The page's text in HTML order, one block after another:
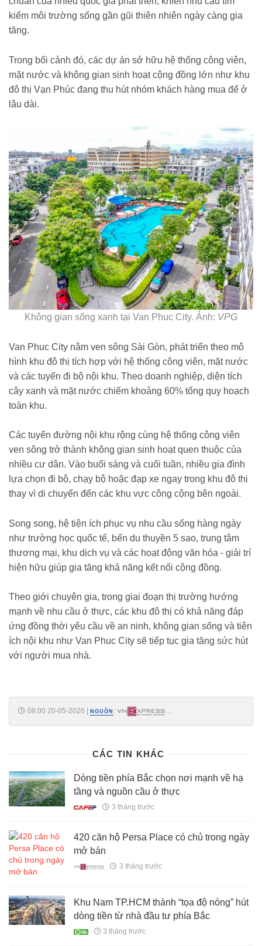
kiếm môi trường sống gần gũi thiên nhiên ngày càng gia
tăng.
Trong bối cảnh đó, các dự án sở hữu hệ thống công viên,
mặt nước và không gian sinh hoạt cộng đồng lớn như khu
đô thị Vạn Phúc đang thu hút nhóm khách hàng mua để ở
lâu dài.
Không gian sống xanh tại Van Phuc City. Ảnh: VPG
Van Phuc City nằm ven sông Sài Gòn, phát triển theo mô
hình khu đô thị tích hợp với hệ thống công viên, mặt nước
và các tuyến đi bộ nội khu. Theo doanh nghiệp, diện tích
cây xanh và mặt nước chiếm khoảng 60% tổng quy hoạch
toàn khu.
Các tuyến đường nội khu rộng cùng hệ thống công viên
ven sông trở thành không gian sinh hoạt quen thuộc của
nhiều cư dân. Vào buổi sáng và cuối tuần, nhiều gia đình
lựa chọn đi bộ, chạy bộ hoặc đạp xe ngay trong khu đô thị
thay vì di chuyển đến các khu vực công cộng bên ngoài.
Song song, hệ tiện ích phục vụ nhu cầu sống hàng ngày
như trường học quốc tế, bến du thuyền 5 sao, trung tâm
thương mại, khu dịch vụ và các hoạt động văn hóa - giải trí
hiện hữu giúp gia tăng khả năng kết nối cộng đồng.
Theo giới chuyên gia, trong giai đoạn thị trường hướng
mạnh về nhu cầu ở thực, các khu đô thị có khả năng đáp
ứng đồng thời yêu cầu về an ninh, không gian sống và tiện
ích nội khu như Van Phuc City sẽ tiếp tục gia tăng sức hút
với người mua nhà.
08:00 20-05-2026 NGUỒN :
CÁC TIN KHÁC
Dòng tiền phía Bắc chọn nơi mạnh về hạ
tầng và nguồn cầu ở thực
3 tháng trước
420 căn hộ Persa Place có chủ trong ngày
mở bán
3 tháng trước
Khu Nam TP.HCM thành “tọa độ nóng” hút
dòng tiền từ nhà đầu tư phía Bắc
3 tháng trước